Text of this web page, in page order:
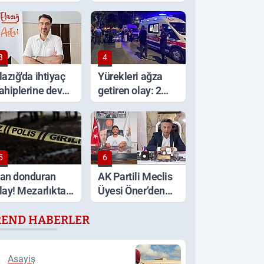
1 ölü, 15
bıçaklı kavga: 4
yaralı
ihtiyaç
dev
4
Yürekleri ağza
getiren olay: 2
yaşındaki çocuk
ağır yaralandı
donduran
Mezarlıkta
kişi ölü
6
AK Partili Meclis
Üyesi Öner’den
Başkan Çadırcı’ya
HABERLER
Asayiş